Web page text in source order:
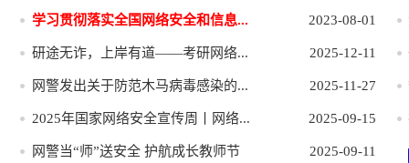
学习贯彻落实全国网络安全和信息... 2023-08-01
研途无诈，上岸有道——考研网络... 2025-12-11
网警发出关于防范木马病毒感染的... 2025-11-27
2025年国家网络安全宣传周丨网络... 2025-09-15
网警当“师”送安全 护航成长教师节 2025-09-11